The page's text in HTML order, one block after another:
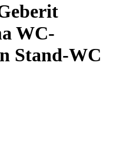
WC-
Stand-WC